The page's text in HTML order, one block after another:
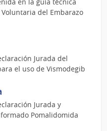
del Embarazo
Jurada del
el uso de Vismodegib
Jurada y
Pomalidomida